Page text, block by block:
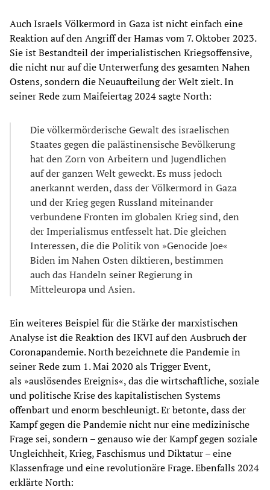
Auch Israels Völkermord in Gaza ist nicht einfach eine
Reaktion auf den Angriff der Hamas vom 7. Oktober 2023.
Sie ist Bestandteil der imperialistischen Kriegsoffensive,
die nicht nur auf die Unterwerfung des gesamten Nahen
Ostens, sondern die Neuaufteilung der Welt zielt. In
seiner Rede zum Maifeiertag 2024 sagte North:
Die völkermörderische Gewalt des israelischen
Staates gegen die palästinensische Bevölkerung
hat den Zorn von Arbeitern und Jugendlichen
auf der ganzen Welt geweckt. Es muss jedoch
anerkannt werden, dass der Völkermord in Gaza
und der Krieg gegen Russland miteinander
verbundene Fronten im globalen Krieg sind, den
der Imperialismus entfesselt hat. Die gleichen
Interessen, die die Politik von »Genocide Joe«
Biden im Nahen Osten diktieren, bestimmen
auch das Handeln seiner Regierung in
Mitteleuropa und Asien.
Ein weiteres Beispiel für die Stärke der marxistischen
Analyse ist die Reaktion des IKVI auf den Ausbruch der
Coronapandemie. North bezeichnete die Pandemie in
seiner Rede zum 1. Mai 2020 als Trigger Event,
als »auslösendes Ereignis«, das die wirtschaftliche, soziale
und politische Krise des kapitalistischen Systems
offenbart und enorm beschleunigt. Er betonte, dass der
Kampf gegen die Pandemie nicht nur eine medizinische
Frage sei, sondern – genauso wie der Kampf gegen soziale
Ungleichheit, Krieg, Faschismus und Diktatur – eine
Klassenfrage und eine revolutionäre Frage. Ebenfalls 2024
erklärte North: